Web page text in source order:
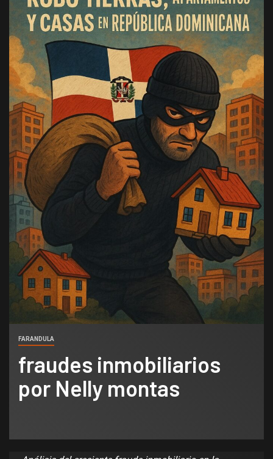
FARANDULA
fraudes inmobiliarios
por Nelly montas